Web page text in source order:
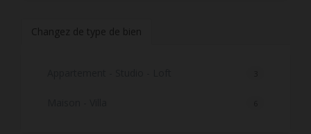
Changez de type de bien